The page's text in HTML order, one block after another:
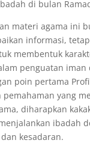
di bulan
materi agama ini
informasi,
membentuk
penguatan iman
poin pertama
pemahaman yang
diharapkan
ibadah
kesadaran.